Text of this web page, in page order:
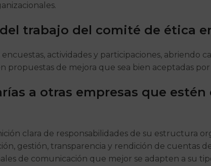
trabajo del comité de ética
actividades y participaciones, abriendo
de mejora que sea bien aceptadas
a otras empresas que
clara de responsabilidades de su estructura
gestión, transparencia y rendición de cuentas
de comunicación que mejor se adapten a su